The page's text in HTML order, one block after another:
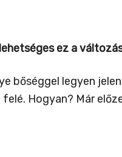
ez a
bőséggel legyen
Hogyan? Már